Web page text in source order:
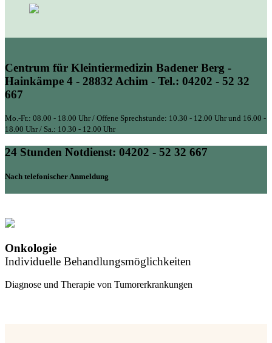
Centrum für Kleintiermedizin Badener Berg -
Hainkämpe 4 - 28832 Achim - Tel.: 04202 - 52 32
667
Mo.-Fr.: 08.00 - 18.00 Uhr / Offene Sprechstunde: 10.30 - 12.00 Uhr und 16.00 -
18.00 Uhr / Sa.: 10.30 - 12.00 Uhr
24 Stunden Notdienst: 04202 - 52 32 667
Nach telefonischer Anmeldung
Onkologie
Individuelle Behandlungsmöglichkeiten
Diagnose und Therapie von Tumorerkrankungen